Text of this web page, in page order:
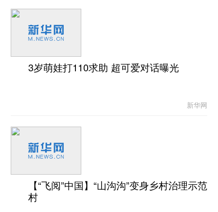
3岁萌娃打110求助 超可爱对话曝光
新华网
【“飞阅”中国】“山沟沟”变身乡村治理示范
村